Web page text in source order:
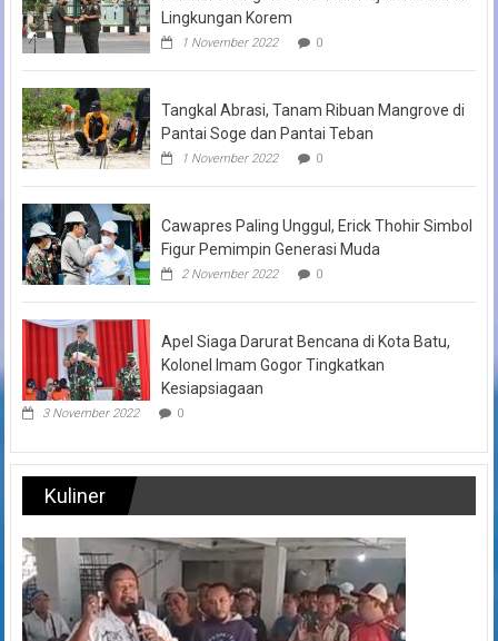
Lingkungan Korem
1 November 2022 0
Tangkal Abrasi, Tanam Ribuan Mangrove di
Pantai Soge dan Pantai Teban
1 November 2022 0
Cawapres Paling Unggul, Erick Thohir Simbol
Figur Pemimpin Generasi Muda
2 November 2022 0
Apel Siaga Darurat Bencana di Kota Batu,
Kolonel Imam Gogor Tingkatkan
Kesiapsiagaan
3 November 2022 0
Kuliner